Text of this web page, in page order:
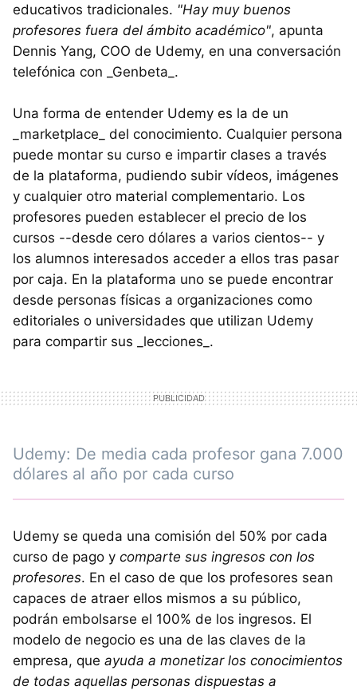
educativos tradicionales. "Hay muy buenos
profesores fuera del ámbito académico", apunta
Dennis Yang, COO de Udemy, en una conversación
telefónica con _Genbeta_.
Una forma de entender Udemy es la de un
_marketplace_ del conocimiento. Cualquier persona
puede montar su curso e impartir clases a través
de la plataforma, pudiendo subir vídeos, imágenes
y cualquier otro material complementario. Los
profesores pueden establecer el precio de los
cursos --desde cero dólares a varios cientos-- y
los alumnos interesados acceder a ellos tras pasar
por caja. En la plataforma uno se puede encontrar
desde personas físicas a organizaciones como
editoriales o universidades que utilizan Udemy
para compartir sus _lecciones_.
Udemy: De media cada profesor gana 7.000
dólares al año por cada curso
Udemy se queda una comisión del 50% por cada
curso de pago y comparte sus ingresos con los
profesores. En el caso de que los profesores sean
capaces de atraer ellos mismos a su público,
podrán embolsarse el 100% de los ingresos. El
modelo de negocio es una de las claves de la
empresa, que ayuda a monetizar los conocimientos
de todas aquellas personas dispuestas a